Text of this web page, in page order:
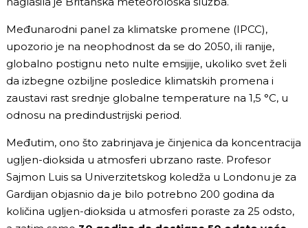
Međunarodni panel za klimatske promene (IPCC),
upozorio je na neophodnost da se do 2050, ili ranije,
globalno postignu neto nulte emsijije, ukoliko svet želi
da izbegne ozbiljne posledice klimatskih promena i
zaustavi rast srednje globalne temperature na 1,5 °C, u
odnosu na predindustrijski period.
Međutim, ono što zabrinjava je činjenica da koncentracija
ugljen-dioksida u atmosferi ubrzano raste. Profesor
Sajmon Luis sa Univerzitetskog koledža u Londonu je za
Gardijan objasnio da je bilo potrebno 200 godina da
količina ugljen-dioksida u atmosferi poraste za 25 odsto,